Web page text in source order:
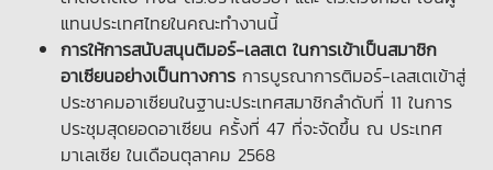
แทนประเทศไทยในคณะทำงานนี้
การให้การสนับสนุนติมอร์-เลสเต ในการเข้าเป็นสมาชิก
อาเซียนอย่างเป็นทางการ การบูรณาการติมอร์-เลสเตเข้าสู่
ประชาคมอาเซียนในฐานะประเทศสมาชิกลำดับที่ 11 ในการ
ประชุมสุดยอดอาเซียน ครั้งที่ 47 ที่จะจัดขึ้น ณ ประเทศ
มาเลเซีย ในเดือนตุลาคม 2568